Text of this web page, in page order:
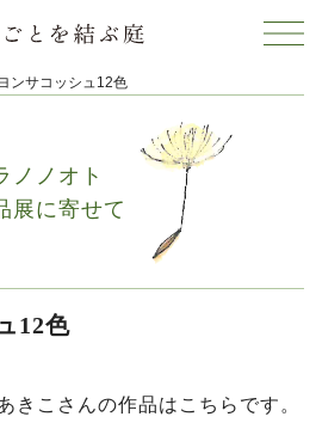
ンサコッシュ12色
ノノオト
展に寄せて
12色
きこさんの作品はこちらです。